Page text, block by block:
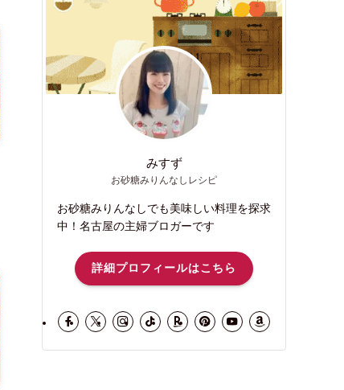
みすず
お砂糖みりんなしレシピ
お砂糖みりんなしでも美味しい料理を探求
中！名古屋の主婦ブロガーです
詳細プロフィールはこちら